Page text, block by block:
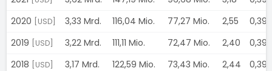
2020
[USD] 3,33 Mrd. 116,04 Mio. 77,27 Mio. 2,55
2019
[USD] 3,22 Mrd. 111,11 Mio. 72,47 Mio. 2,40
2018
[USD] 3,17 Mrd. 122,59 Mio. 73,43 Mio. 2,44